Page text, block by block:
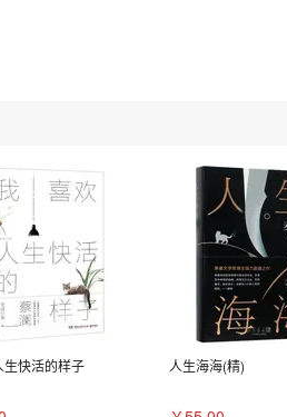
生快活的样子 人生海海(精)